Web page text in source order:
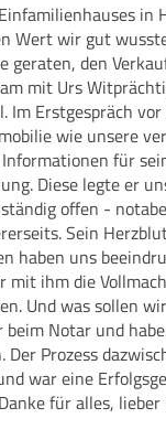
in
Wert wir gut
geraten, den
mit Urs
Im Erstgespräch
wie unsere
für
Diese legte er
offen -
Sein
haben uns
mit ihm die
Und was sollen
beim Notar und
Der Prozess
war eine
für alles,